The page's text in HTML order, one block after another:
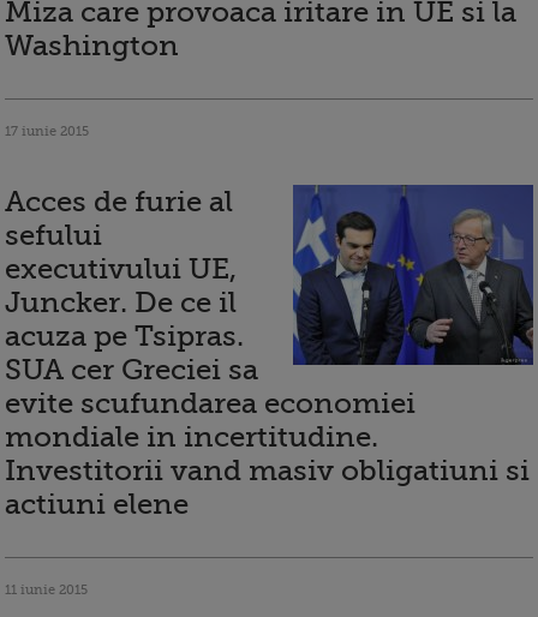
Miza care provoaca iritare in UE si la
Washington
17 iunie 2015
Acces de furie al
sefului
executivului UE,
Juncker. De ce il
acuza pe Tsipras.
SUA cer Greciei sa
evite scufundarea economiei
mondiale in incertitudine.
Investitorii vand masiv obligatiuni si
actiuni elene
11 iunie 2015